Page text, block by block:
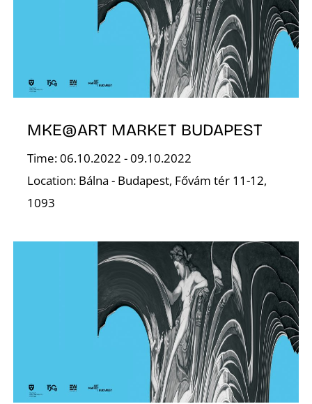
MKE@ART MARKET BUDAPEST
Time: 06.10.2022 - 09.10.2022
Location: Bálna - Budapest, Fővám tér 11-12,
1093